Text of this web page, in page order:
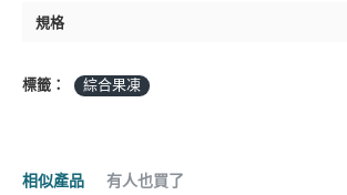
付款方式：ATM轉帳 / 貨到付款 / 臨櫃
*採匯款付款之客戶，商品將於
規格
標籤： 綜合果凍
相似產品 有人也買了